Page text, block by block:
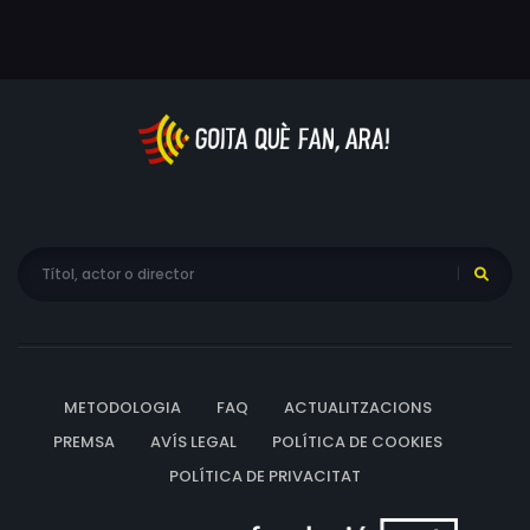
METODOLOGIA FAQ
ACTUALITZACIONS
PREMSA
AVÍS LEGAL
POLÍTICA DE COOKIES
POLÍTICA DE PRIVACITAT